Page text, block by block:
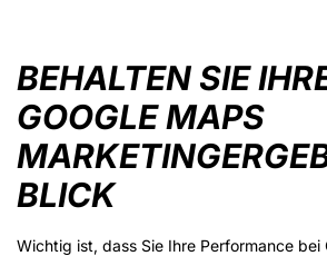
BEHALTEN SIE
GOOGLE MAPS
BLICK
Wichtig ist, dass Sie Ihre Performance bei